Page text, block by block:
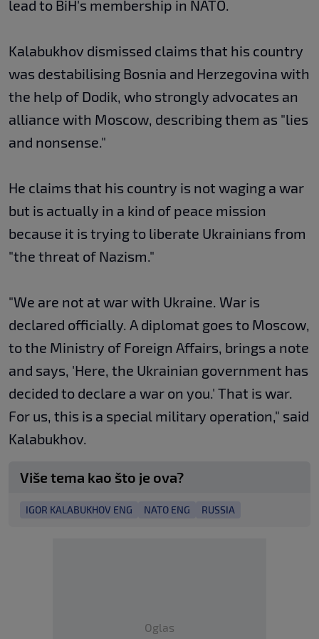
lead to BiH's membership in NATO.
Kalabukhov dismissed claims that his country
was destabilising Bosnia and Herzegovina with
the help of Dodik, who strongly advocates an
alliance with Moscow, describing them as "lies
and nonsense."
He claims that his country is not waging a war
but is actually in a kind of peace mission
because it is trying to liberate Ukrainians from
"the threat of Nazism."
"We are not at war with Ukraine. War is
declared officially. A diplomat goes to Moscow,
to the Ministry of Foreign Affairs, brings a note
and says, 'Here, the Ukrainian government has
decided to declare a war on you.' That is war.
For us, this is a special military operation," said
Kalabukhov.
Više tema kao što je ova?
IGOR KALABUKHOV ENG NATO ENG RUSSIA
Oglas